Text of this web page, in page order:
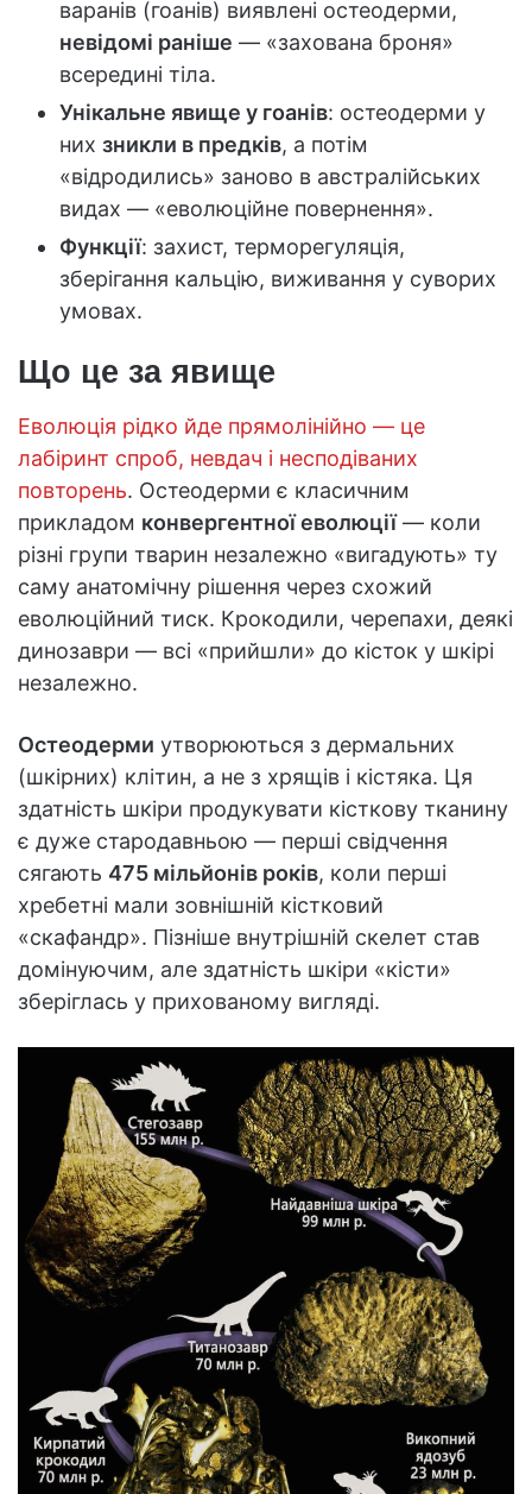
варанів (гоанів) виявлені остеодерми,
невідомі раніше — «захована броня»
всередині тіла.
Унікальне явище у гоанів: остеодерми у
них зникли в предків, а потім
«відродились» заново в австралійських
видах — «еволюційне повернення».
Функції: захист, терморегуляція,
зберігання кальцію, виживання у суворих
умовах.
Що це за явище
Еволюція рідко йде прямолінійно — це
лабіринт спроб, невдач і несподіваних
повторень. Остеодерми є класичним
прикладом конвергентної еволюції— коли
різні групи тварин незалежно «вигадують» ту
саму анатомічну рішення через схожий
еволюційний тиск. Крокодили, черепахи, деякі
динозаври — всі «прийшли» до кісток у шкірі
незалежно.
Остеодерми утворюються з дермальних
(шкірних) клітин, а не з хрящів і кістяка. Ця
здатність шкіри продукувати кісткову тканину
є дуже стародавньою — перші свідчення
сягають 475 мільйонів років, коли перші
хребетні мали зовнішній кістковий
«скафандр». Пізніше внутрішній скелет став
домінуючим, але здатність шкіри «кісти»
зберіглась у прихованому вигляді.